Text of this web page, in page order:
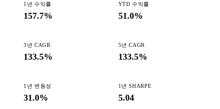
1년 수익률
157.7%
YTD 수익률
51.0%
3년 CAGR
133.5%
5년 CAGR
133.5%
1년 변동성
31.0%
1년 SHARPE
5.04